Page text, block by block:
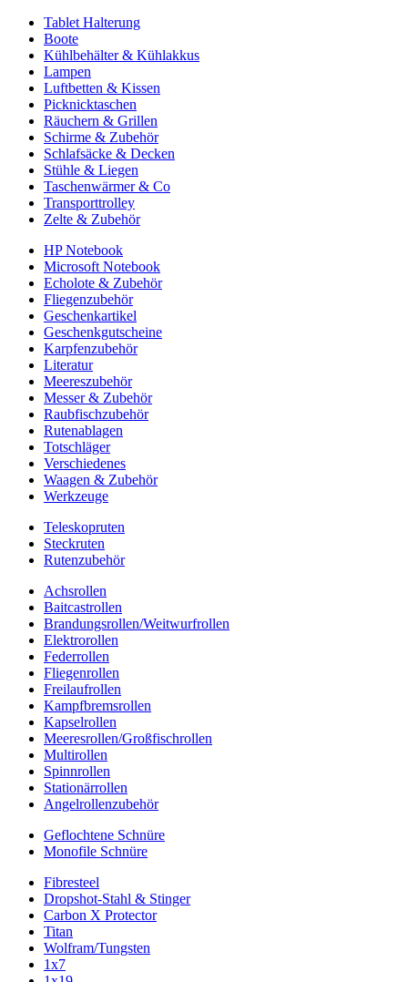
Tablet Halterung
Boote
Kühlbehälter & Kühlakkus
Lampen
Luftbetten & Kissen
Picknicktaschen
Räuchern & Grillen
Schirme & Zubehör
Schlafsäcke & Decken
Stühle & Liegen
Taschenwärmer & Co
Transporttrolley
Zelte & Zubehör
HP Notebook
Microsoft Notebook
Echolote & Zubehör
Fliegenzubehör
Geschenkartikel
Geschenkgutscheine
Karpfenzubehör
Literatur
Meereszubehör
Messer & Zubehör
Raubfischzubehör
Rutenablagen
Totschläger
Verschiedenes
Waagen & Zubehör
Werkzeuge
Teleskopruten
Steckruten
Rutenzubehör
Achsrollen
Baitcastrollen
Brandungsrollen/Weitwurfrollen
Elektrorollen
Federrollen
Fliegenrollen
Freilaufrollen
Kampfbremsrollen
Kapselrollen
Meeresrollen/Großfischrollen
Multirollen
Spinnrollen
Stationärrollen
Angelrollenzubehör
Geflochtene Schnüre
Monofile Schnüre
Fibresteel
Dropshot-Stahl & Stinger
Carbon X Protector
Titan
Wolfram/Tungsten
1x7